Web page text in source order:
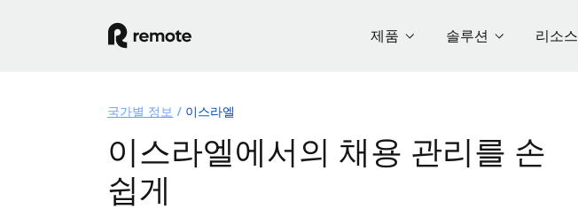
제품 솔루션 리소스
국가별 정보 이스라엘
이스라엘에서의 채용 관리를 손
쉽게